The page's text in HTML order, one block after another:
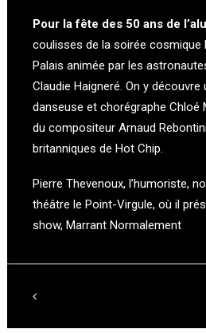
Pour la fête des 50 ans de
coulisses de la soirée cosmique
Palais animée par les
Claudie Haigneré. On y
danseuse et chorégraphe Chloé
du compositeur Arnaud
britanniques de Hot Chip.
Pierre Thevenoux, l’humoriste,
théâtre le Point-Virgule, où il
show, Marrant Normalement